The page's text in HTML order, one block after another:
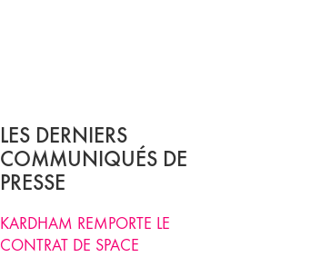
LES DERNIERS
COMMUNIQUÉS DE
PRESSE
KARDHAM REMPORTE LE
CONTRAT DE SPACE